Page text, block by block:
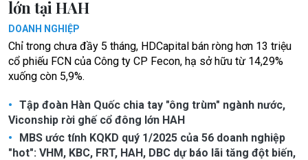
lớn tại HAH
DOANH NGHIỆP
Chỉ trong chưa đầy 5 tháng, HDCapital bán ròng hơn 13 triệu
cổ phiếu FCN của Công ty CP Fecon, hạ sở hữu từ 14,29%
xuống còn 5,9%.
Tập đoàn Hàn Quốc chia tay "ông trùm" ngành nước,
Viconship rời ghế cổ đông lớn HAH
MBS ước tính KQKD quý 1/2025 của 56 doanh nghiệp
"hot": VHM, KBC, FRT, HAH, DBC dự báo lãi tăng đột biến,